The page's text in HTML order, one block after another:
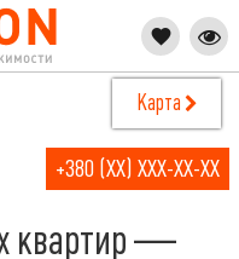
Карта
+380 (XX) XXX-XX-XX
квартир —